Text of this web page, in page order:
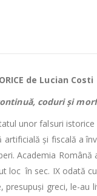
de Lucian Costi
coduri și
unor falsuri
și fiscală a
Academia
loc în sec. IX
greci, le-